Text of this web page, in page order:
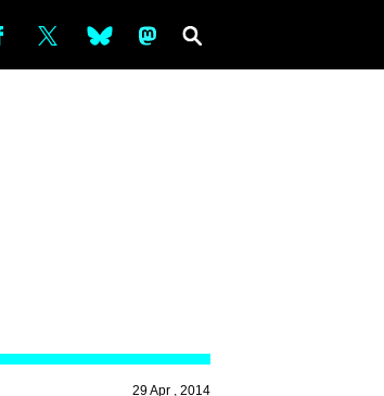
bsky ms
29 Apr , 2014